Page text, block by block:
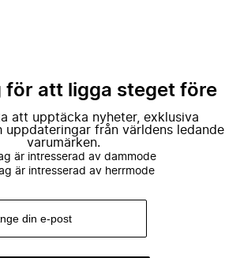
för att ligga steget före
att upptäcka nyheter, exklusiva
uppdateringar från världens ledande
varumärken.
är intresserad av dammode
är intresserad av herrmode